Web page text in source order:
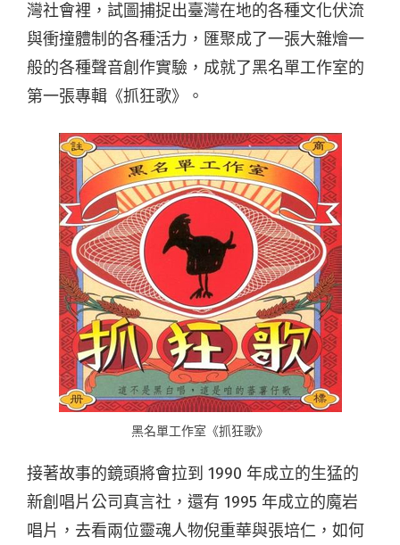
灣社會裡，試圖捕捉出臺灣在地的各種文化伏流
與衝撞體制的各種活力，匯聚成了一張大雜燴一
般的各種聲音創作實驗，成就了黑名單工作室的
第一張專輯《抓狂歌》。
黑名單工作室《抓狂歌》
接著故事的鏡頭將會拉到 1990 年成立的生猛的
新創唱片公司真言社，還有 1995 年成立的魔岩
唱片，去看兩位靈魂人物倪重華與張培仁，如何